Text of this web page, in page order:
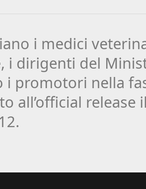
i medici
i dirigenti del
i promotori nella
all’official release